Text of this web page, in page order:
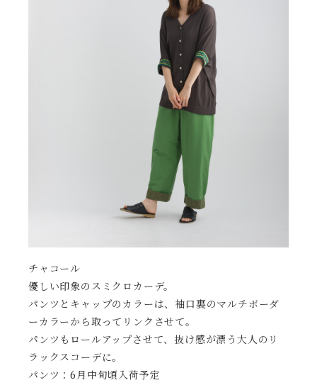
チャコール
優しい印象のスミクロカーデ。
パンツとキャップのカラーは、袖口裏のマルチボーダ
ーカラーから取ってリンクさせて。
パンツもロールアップさせて、抜け感が漂う大人のリ
ラックスコーデに。
パンツ：6月中旬頃入荷予定